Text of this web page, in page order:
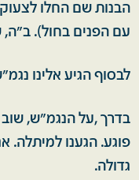
הבנות שם החלו לצעוק
עם הפנים בחול). ב"ה,
לבסוף הגיע אלינו
בדרך ,על הנגמ"ש, שוב
פוגע. הגענו למיתלה.
גדולה.